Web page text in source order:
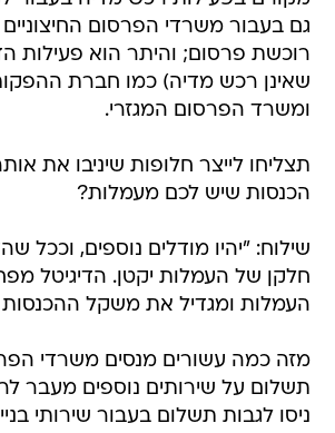
גם בעבור משרדי הפרסום
רוכשת פרסום; והיתר הוא פעילות
שאינן רכש מדיה) כמו חברת
ומשרד הפרסום המגזרי.
תצליחו לייצר חלופות שיניבו את
הכנסות שיש לכם מעמלות?
שילוח: "יהיו מודלים נוספים, וככל
חלקן של העמלות יקטן. הדיגיטל
העמלות ומגדיל את משקל
מזה כמה עשורים מנסים משרדי
תשלום על שירותים נוספים מעבר
ניסו לגבות תשלום בעבור שירותי